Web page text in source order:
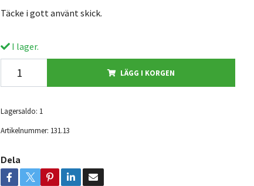
Täcke i gott använt skick.
I lager.
LÄGG I KORGEN
Lagersaldo: 1
Artikelnummer: 131.13
Dela